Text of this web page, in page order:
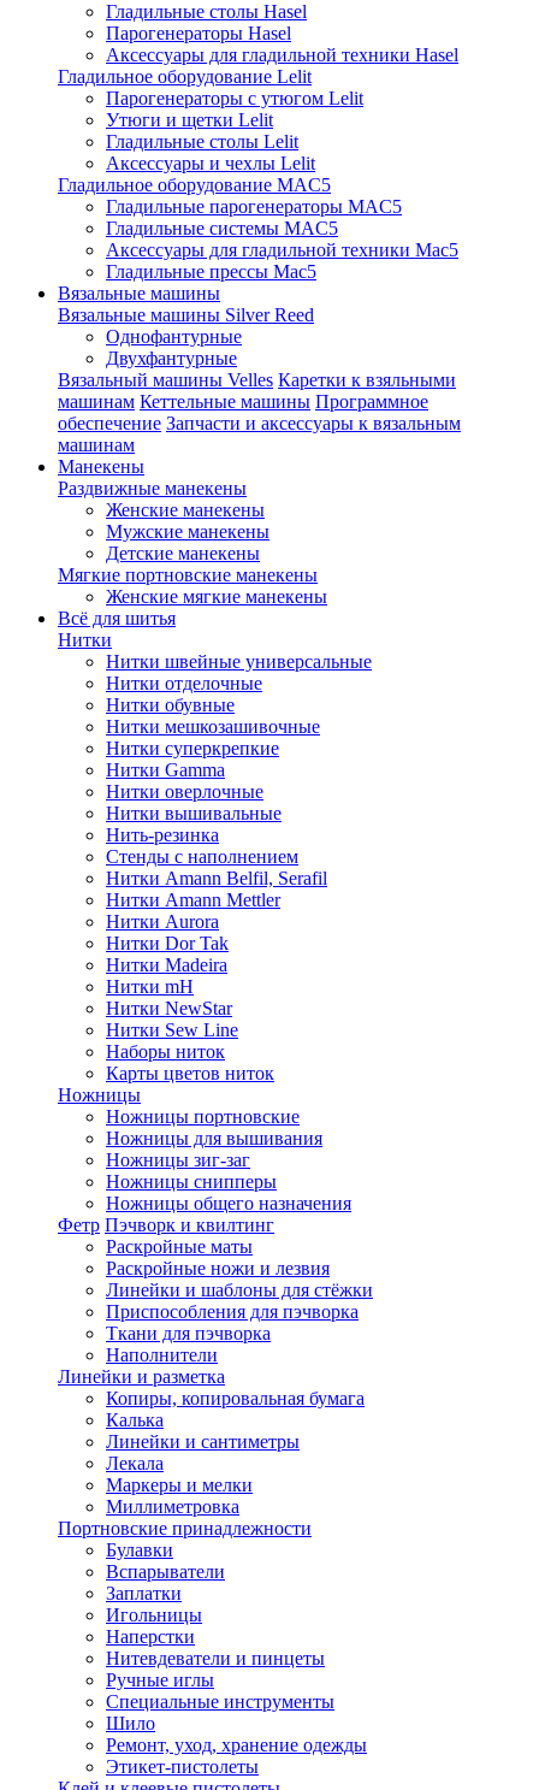
Гладильные столы Hasel
Парогенераторы Hasel
Аксессуары для гладильной техники Hasel
Гладильное оборудование Lelit
Парогенераторы с утюгом Lelit
Утюги и щетки Lelit
Гладильные столы Lelit
Аксессуары и чехлы Lelit
Гладильное оборудование MAC5
Гладильные парогенераторы MAC5
Гладильные системы MAC5
Аксессуары для гладильной техники Mac5
Гладильные прессы Mac5
Вязальные машины
Вязальные машины Silver Reed
Однофантурные
Двухфантурные
Вязальный машины Velles Каретки к взяльными
машинам Кеттельные машины Программное
обеспечение Запчасти и аксессуары к вязальным
машинам
Манекены
Раздвижные манекены
Женские манекены
Мужские манекены
Детские манекены
Мягкие портновские манекены
Женские мягкие манекены
Всё для шитья
Нитки
Нитки швейные универсальные
Нитки отделочные
Нитки обувные
Нитки мешкозашивочные
Нитки суперкрепкие
Нитки Gamma
Нитки оверлочные
Нитки вышивальные
Нить-резинка
Стенды с наполнением
Нитки Amann Belfil, Serafil
Нитки Amann Mettler
Нитки Aurora
Нитки Dor Tak
Нитки Madeira
Нитки mH
Нитки NewStar
Нитки Sew Line
Наборы ниток
Карты цветов ниток
Ножницы
Ножницы портновские
Ножницы для вышивания
Ножницы зиг-заг
Ножницы снипперы
Ножницы общего назначения
Фетр Пэчворк и квилтинг
Раскройные маты
Раскройные ножи и лезвия
Линейки и шаблоны для стёжки
Приспособления для пэчворка
Ткани для пэчворка
Наполнители
Линейки и разметка
Копиры, копировальная бумага
Калька
Линейки и сантиметры
Лекала
Маркеры и мелки
Миллиметровка
Портновские принадлежности
Булавки
Вспарыватели
Заплатки
Игольницы
Наперстки
Нитевдеватели и пинцеты
Ручные иглы
Специальные инструменты
Шило
Ремонт, уход, хранение одежды
Этикет-пистолеты